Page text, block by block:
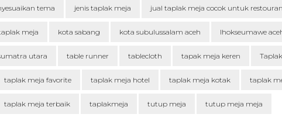
tema jenis taplak meja jual taplak meja cocok untuk
meja kota sabang kota subulussalam aceh lhokseumawe
utara table runner tablecloth tapak meja keren
taplak meja favorite taplak meja hotel taplak meja kotak taplak
taplak meja terbaik taplakmeja tutup meja tutup meja meja